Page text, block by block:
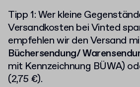
Tipp 1: Wer kleine
Versandkosten bei Vinted
empfehlen wir den Versand
Büchersendung/
mit Kennzeichnung BÜWA)
(2,75 €).